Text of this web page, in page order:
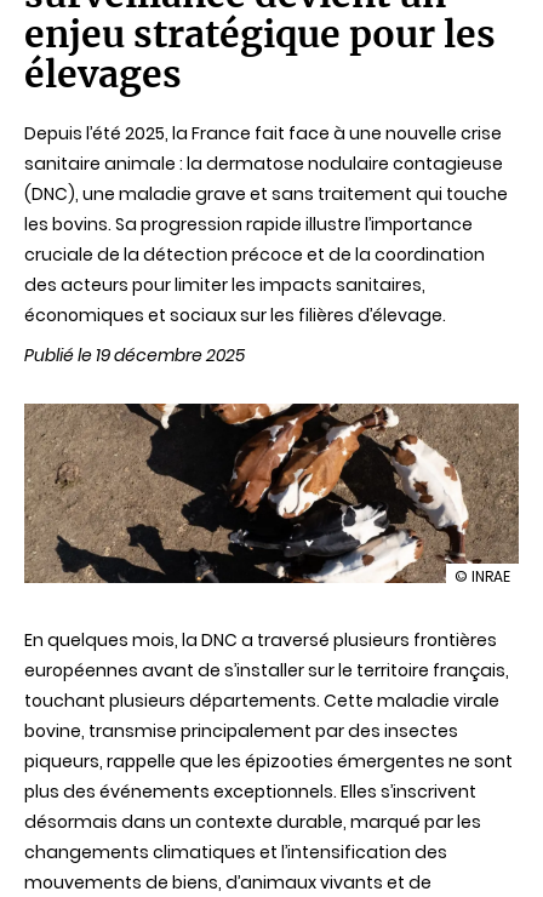
enjeu stratégique pour les
élevages
Depuis l’été 2025, la France fait face à une nouvelle crise
sanitaire animale : la dermatose nodulaire contagieuse
(DNC), une maladie grave et sans traitement qui touche
les bovins. Sa progression rapide illustre l’importance
cruciale de la détection précoce et de la coordination
des acteurs pour limiter les impacts sanitaires,
économiques et sociaux sur les filières d’élevage.
Publié le 19 décembre 2025
illustration
quand
la
devient
un
enjeu
pour
© INRAE
En quelques mois, la DNC a traversé plusieurs frontières
européennes avant de s’installer sur le territoire français,
touchant plusieurs départements. Cette maladie virale
bovine, transmise principalement par des insectes
piqueurs, rappelle que les épizooties émergentes ne sont
plus des événements exceptionnels. Elles s’inscrivent
désormais dans un contexte durable, marqué par les
changements climatiques et l’intensification des
mouvements de biens, d’animaux vivants et de